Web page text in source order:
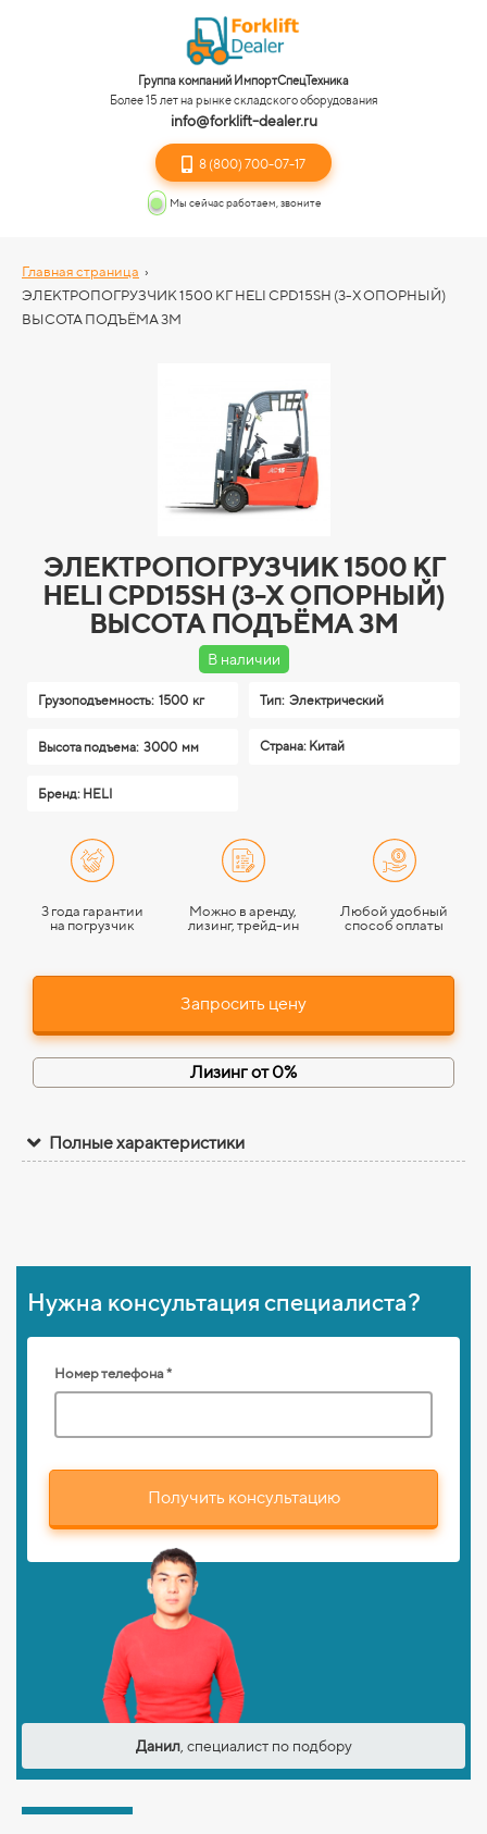
Группа компаний ИмпортСпецТехника
Более 15 лет на рынке складского оборудования
info@forklift-dealer.ru
8 (800) 700-07-17
Мы сейчас работаем, звоните
Главная страница ›
ЭЛЕКТРОПОГРУЗЧИК 1500 КГ HELI CPD15SH (3-Х ОПОРНЫЙ)
ВЫСОТА ПОДЪЁМА 3М
ЭЛЕКТРОПОГРУЗЧИК 1500 КГ
HELI CPD15SH (3-Х ОПОРНЫЙ)
ВЫСОТА ПОДЪЁМА 3М
В наличии
Грузоподъемность: 1500 кг Тип: Электрический
Высота подъема: 3000 мм Страна: Китай
Бренд: HELI
3 года гарантии
на погрузчик
Можно в аренду,
лизинг, трейд-ин
Любой удобный
способ оплаты
Запросить цену
Лизинг от 0%
Полные характеристики
Нужна консультация специалиста?
Номер телефона *
Получить консультацию
Данил, специалист по подбору